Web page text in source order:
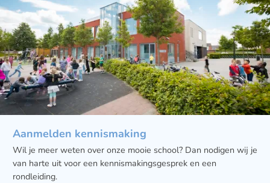
Aanmelden kennismaking
Wil je meer weten over onze mooie school? Dan nodigen wij je
van harte uit voor een kennismakingsgesprek en een
rondleiding.